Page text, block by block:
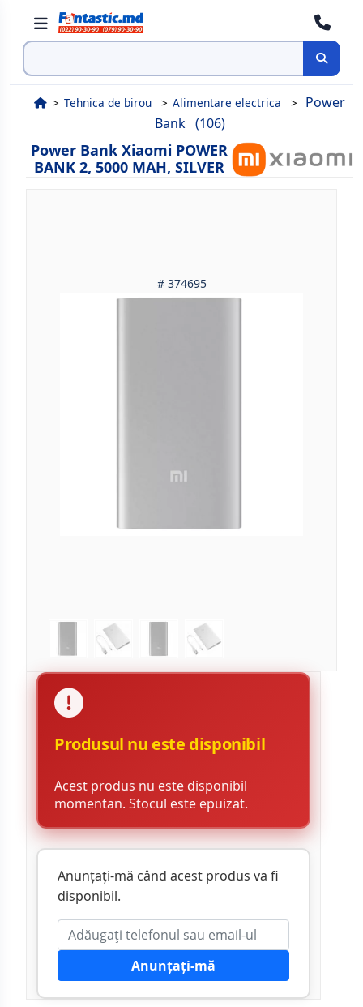
Cauta
Tehnica de birou Alimentare electrica
Power
Bank (106)
Power Bank Xiaomi POWER
BANK 2, 5000 MAH, SILVER
# 374695
Produsul nu este disponibil
Acest produs nu este disponibil
momentan. Stocul este epuizat.
Anunțați-mă când acest produs va fi
disponibil.
Anunțați-mă